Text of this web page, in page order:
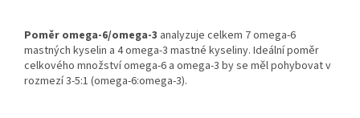
Poměr omega-6/omega-3 analyzuje celkem 7 omega-6
mastných kyselin a 4 omega-3 mastné kyseliny. Ideální poměr
celkového množství omega-6 a omega-3 by se měl pohybovat v
rozmezí 3-5:1 (omega-6:omega-3).